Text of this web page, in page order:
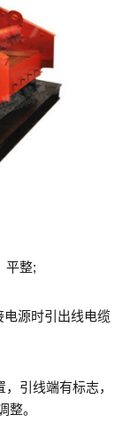
平整;
电源时引出线电缆
引线端有标志，
整。